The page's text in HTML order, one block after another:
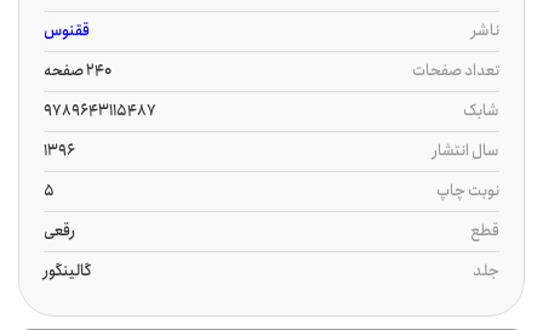
ناشر
ققنوس
تعداد صفحات
240 صفحه
شابک
9789643115487
سال انتشار
1396
نوبت چاپ
5
قطع
رقعی
جلد
گالینگور